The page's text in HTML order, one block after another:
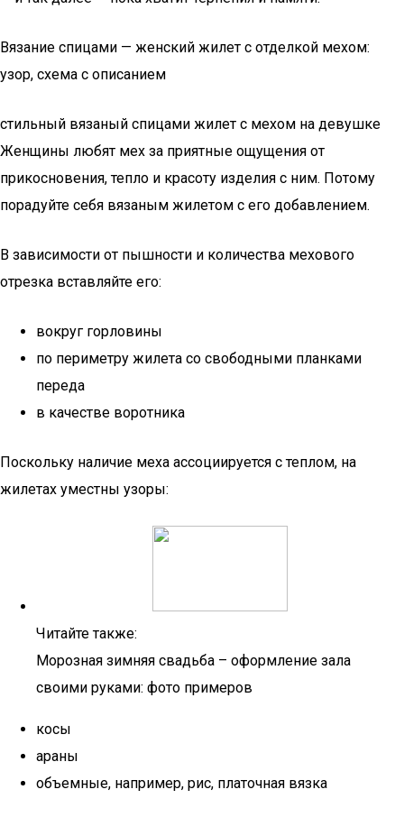
Вязание спицами — женский жилет с отделкой мехом:
узор, схема с описанием
стильный вязаный спицами жилет с мехом на девушке
Женщины любят мех за приятные ощущения от
прикосновения, тепло и красоту изделия с ним. Потому
порадуйте себя вязаным жилетом с его добавлением.
В зависимости от пышности и количества мехового
отрезка вставляйте его:
вокруг горловины
по периметру жилета со свободными планками
переда
в качестве воротника
Поскольку наличие меха ассоциируется с теплом, на
жилетах уместны узоры:
Читайте также:
Морозная зимняя свадьба – оформление зала
своими руками: фото примеров
косы
араны
объемные, например, рис, платочная вязка